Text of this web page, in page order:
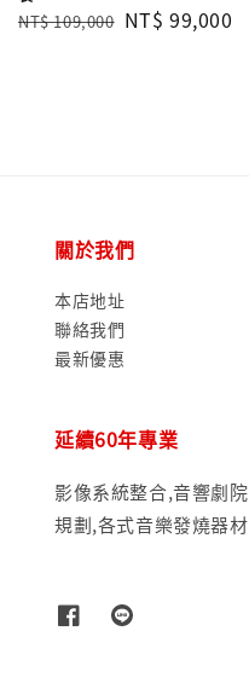
Regular
NT$ 109,000 Sale
NT$ 99,000
關於我們
本店地址
聯絡我們
最新優惠
延續60年專業
影像系統整合,音響劇
規劃,各式音樂發燒器材